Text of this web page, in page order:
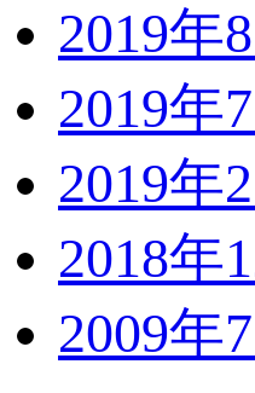
2019年
2019年
2019年
2018年
2009年